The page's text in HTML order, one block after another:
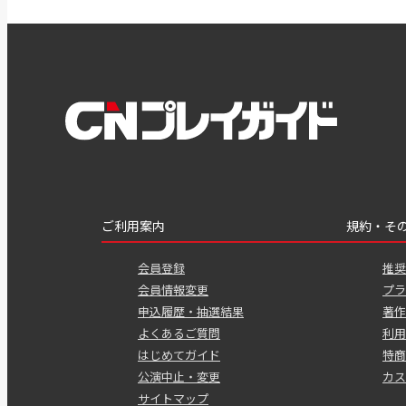
ご利用案内
会員登録
会員情報変更
申込履歴・抽選結果
よくあるご質問
はじめてガイド
公演中止・変更
サイトマップ
規約・そ
推
プ
著
利
特
カ